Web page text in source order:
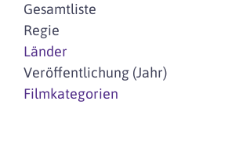
Gesamtliste
Regie
Länder
Veröffentlichung (Jahr)
Filmkategorien